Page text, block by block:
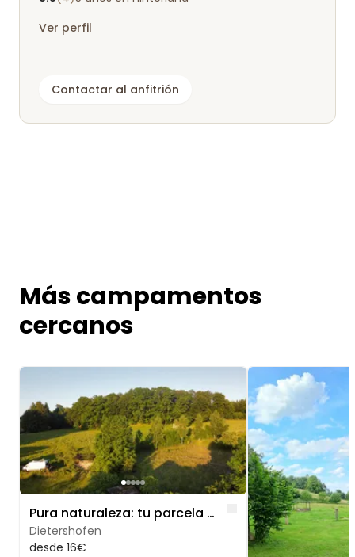
Ver perfil
Contactar al anfitrión
Más campamentos
cercanos
Image 1 of 5
Pura naturaleza: tu parcela en las tranquilas afueras del pueblo
Dietershofen
desde 16€
Like
Image 1 of 5